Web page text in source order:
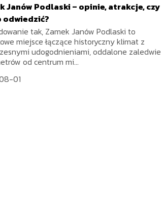
Janów Podlaski – opinie, atrakcje, czy
odwiedzić?
tak, Zamek Janów Podlaski to
miejsce łączące historyczny klimat z
udogodnieniami, oddalone zaledwie
od centrum mi...
01